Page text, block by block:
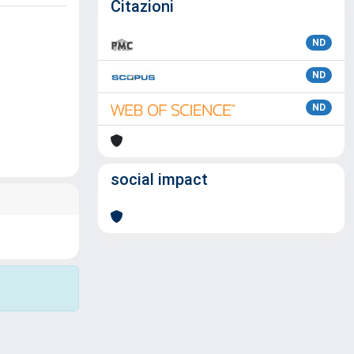
Citazioni
ND
ND
ND
social impact